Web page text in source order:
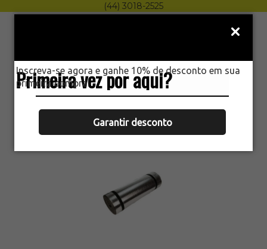
Primeira vez por aqui?
Inscreva-se agora e ganhe 10% de desconto em sua
primeira compra.
Garantir desconto
(44) 3018-2525
Menu
HOME
ISOLANTE TÉRMICO EVA CAMPING
ECHOLIFE 1,80M